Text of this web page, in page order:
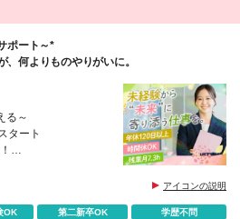
ポート～*
何よりものやりがいに。
る～
タート
する社風
アイコンの説明
OK 第二新卒OK
学歴不問